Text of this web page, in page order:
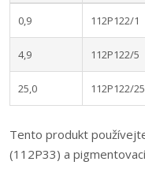
0,9 112P122/1
4,9 112P122/5
25,0 112P122/25
Tento produkt
(112P33) a